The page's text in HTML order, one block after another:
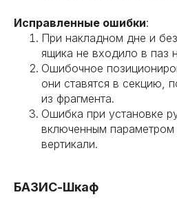
Исправленные ошибки:
При накладном дне и
ящика не входило в паз
Ошибочное
они ставятся в секцию,
из фрагмента.
Ошибка при установке
включенным
вертикали.
БАЗИС-Шкаф